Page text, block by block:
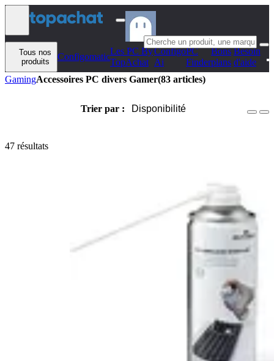
Aller au contenu
Tous nos
produits
Configomatic
Les PC By
TopAchat
Configo
Ai
PC
Finder
Bons
plans
Besoin
d'aide
GamingAccessoires PC divers Gamer(83 articles)
Trier par : Disponibilité
47 résultats